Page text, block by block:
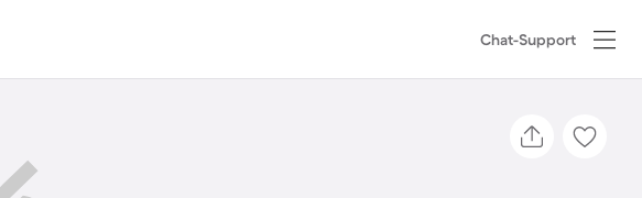
Chat-Support